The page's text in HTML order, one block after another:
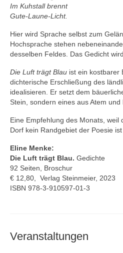
Im Kuhstall brennt
Gute-Laune-Licht.
Hier wird Sprache selbst zum
Hochsprache stehen
desselben Feldes. Das Gedicht
Die Luft trägt Blau ist ein kostbarer
dichterische Erschließung des
idealisieren. Er setzt dem
Stein, sondern eines aus Atem und
Eine Empfehlung des Monats, weil
Dorf kein Randgebiet der Poesie
Eline Menke:
Die Luft trägt Blau. Gedichte
92 Seiten, Broschur
€ 12,80, Verlag Steinmeier, 2023
ISBN 978-3-910597-01-3
Veranstaltungen